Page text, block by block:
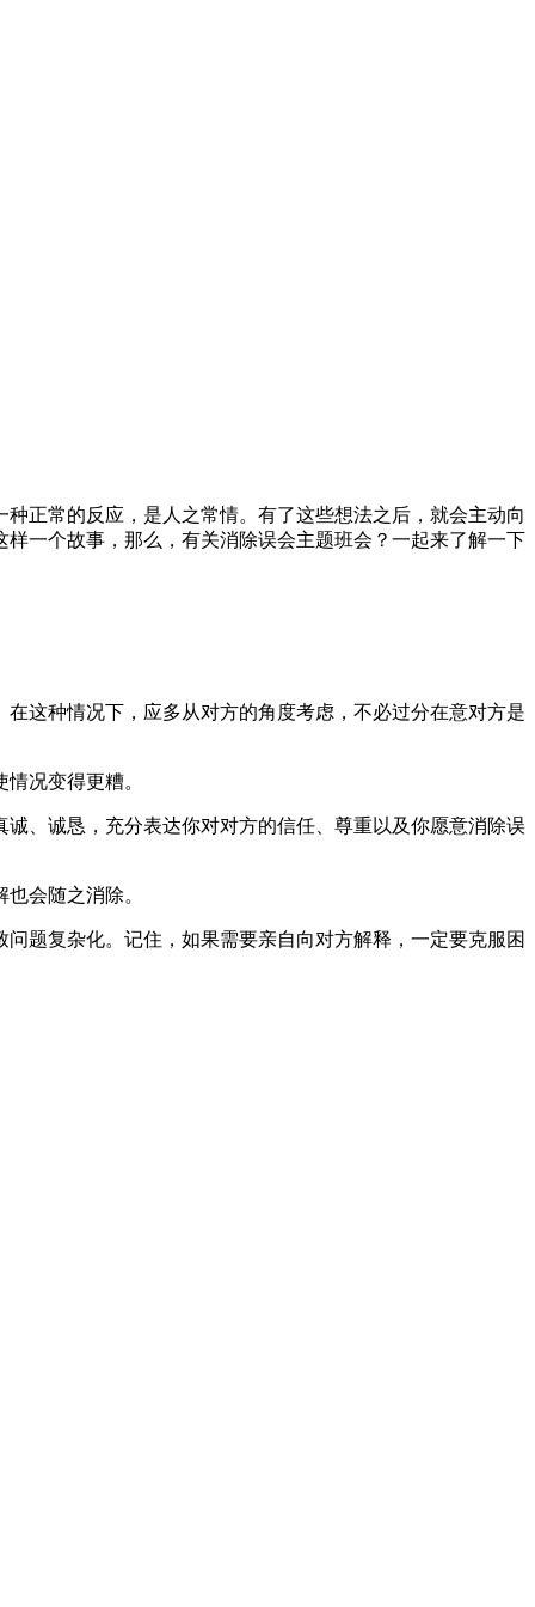
正常的反应，是人之常情。有了这些想法之后，就会主动向
一个故事，那么，有关消除误会主题班会？一起来了解一下
这种情况下，应多从对方的角度考虑，不必过分在意对方是
况变得更糟。
、诚恳，充分表达你对对方的信任、尊重以及你愿意消除误
会随之消除。
题复杂化。记住，如果需要亲自向对方解释，一定要克服困